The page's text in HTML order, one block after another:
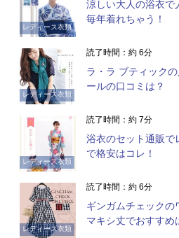
レディース衣類
涼しい大人の浴衣で
毎年着れちゃう！
レディース衣類
読了時間：約 6分
ラ・ラ ブティック
ールの口コミは？
レディース衣類
読了時間：約 7分
浴衣のセット通販で
で格安はコレ！
レディース衣類
読了時間：約 6分
ギンガムチェックの
マキシ丈でおすすめ